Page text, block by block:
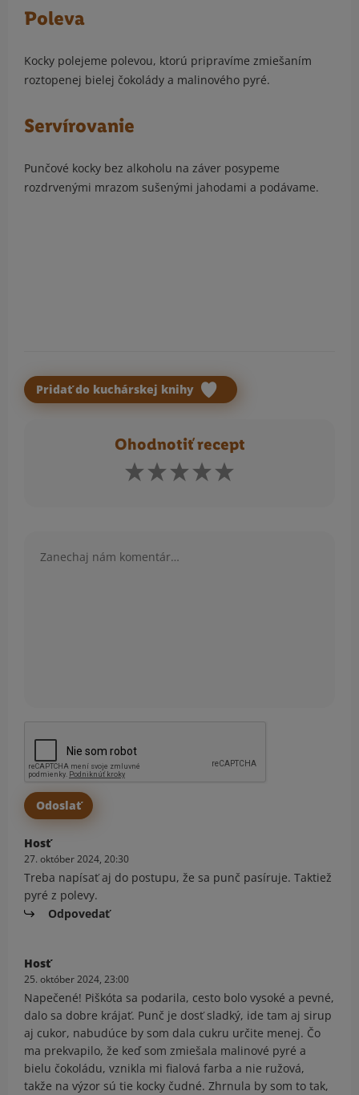
Poleva
Kocky polejeme polevou, ktorú pripravíme zmiešaním
roztopenej bielej čokolády a malinového pyré.
Servírovanie
Punčové kocky bez alkoholu na záver posypeme
rozdrvenými mrazom sušenými jahodami a podávame.
Pridať do kuchárskej knihy
Ohodnotiť recept
Hosť
27. október 2024, 20:30
Treba napísať aj do postupu, že sa punč pasíruje. Taktiež
pyré z polevy.
Odpovedať
Hosť
25. október 2024, 23:00
Napečené! Piškóta sa podarila, cesto bolo vysoké a pevné,
dalo sa dobre krájať. Punč je dosť sladký, ide tam aj sirup
aj cukor, nabudúce by som dala cukru určite menej. Čo
ma prekvapilo, že keď som zmiešala malinové pyré a
bielu čokoládu, vznikla mi fialová farba a nie ružová,
takže na výzor sú tie kocky čudné. Zhrnula by som to tak,